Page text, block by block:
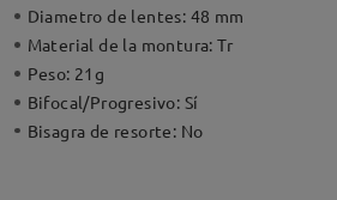
Diametro de lentes: 48 mm
Material de la montura:Tr
Peso: 21g
Bifocal/Progresivo: Sí
Bisagra de resorte: No